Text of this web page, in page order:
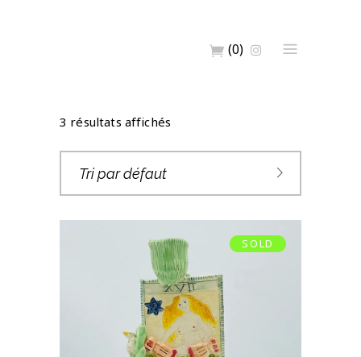
(0)
3 résultats affichés
Tri par défaut
SOLD